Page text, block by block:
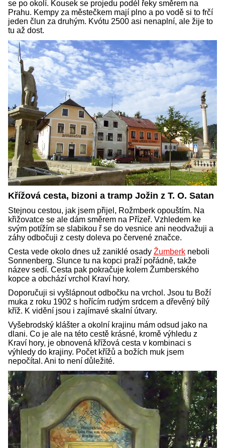
se po okolí. Kousek se projedu podél řeky směrem na
Prahu. Kempy za městečkem mají plno a po vodě si to frčí
jeden člun za druhým. Kvótu 2500 asi nenaplní, ale žije to
tu až dost.
Křížová cesta, bizoni a tramp Jožin z T. O. Satan
Stejnou cestou, jak jsem přijel, Rožmberk opouštím. Na
křižovatce se ale dám směrem na Přízeř. Vzhledem ke
svým potížím se slabikou ř se do vesnice ani neodvažuji a
záhy odbočuji z cesty doleva po červené značce.
Cesta vede okolo dnes už zaniklé osady Žumberk neboli
Sonnenberg. Slunce tu na kopci praží pořádně, takže
název sedí. Cesta pak pokračuje kolem Žumberského
kopce a obchází vrchol Kraví hory.
Doporučuji si vyšlápnout odbočku na vrchol. Jsou tu Boží
muka z roku 1902 s hořícím rudým srdcem a dřevěný bílý
kříž. K vidění jsou i zajímavé skalní útvary.
Vyšebrodský klášter a okolní krajinu mám odsud jako na
dlani. Co je ale na této cestě krásné, kromě výhledu z
Kraví hory, je obnovená křížová cesta v kombinaci s
výhledy do krajiny. Počet křížů a božích muk jsem
nepočítal. Ani to není důležité.